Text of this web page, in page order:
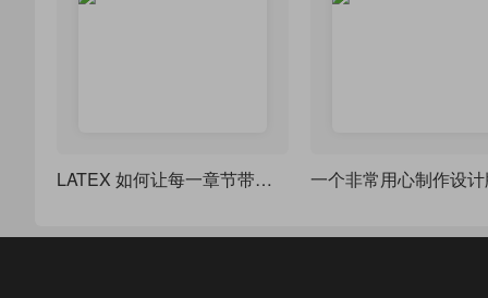
LATEX 如何让每一章节带有目录？